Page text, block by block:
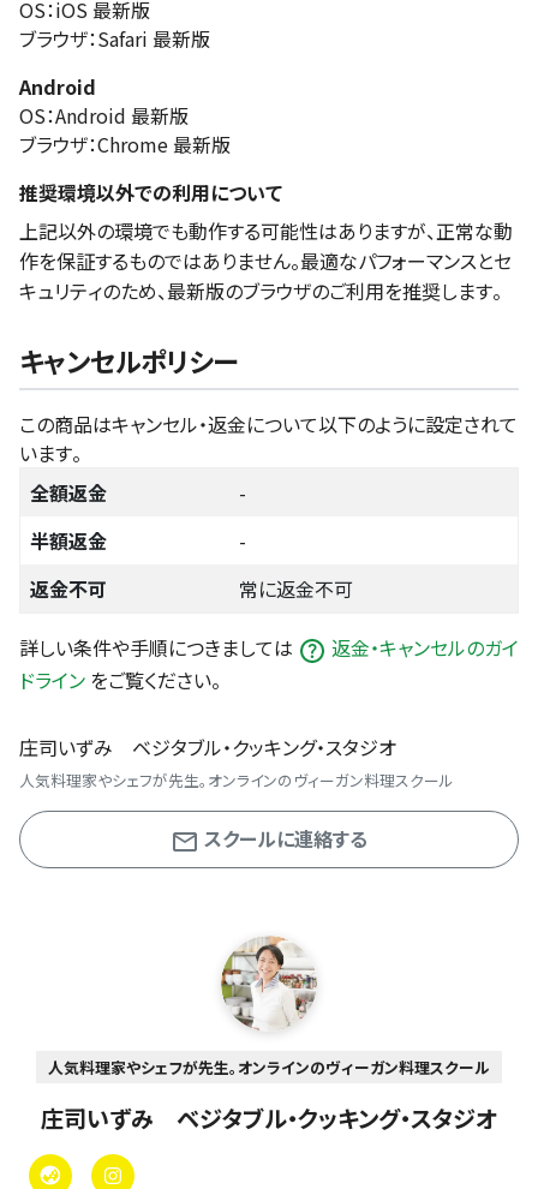
OS：iOS 最新版
ブラウザ：Safari 最新版
Android
OS：Android 最新版
ブラウザ：Chrome 最新版
推奨環境以外での利用について
上記以外の環境でも動作する可能性はありますが、正常な動
作を保証するものではありません。最適なパフォーマンスとセ
キュリティのため、最新版のブラウザのご利用を推奨します。
キャンセルポリシー
この商品はキャンセル・返金について以下のように設定されて
います。
全額返金
-
半額返金
-
返金不可
常に返金不可
詳しい条件や手順につきましては
返金・キャンセルのガイ
ドライン をご覧ください。
庄司いずみ ベジタブル・クッキング・スタジオ
人気料理家やシェフが先生。オンラインのヴィーガン料理スクール
スクールに連絡する
人気料理家やシェフが先生。オンラインのヴィーガン料理スクール
庄司いずみ ベジタブル・クッキング・スタジオ